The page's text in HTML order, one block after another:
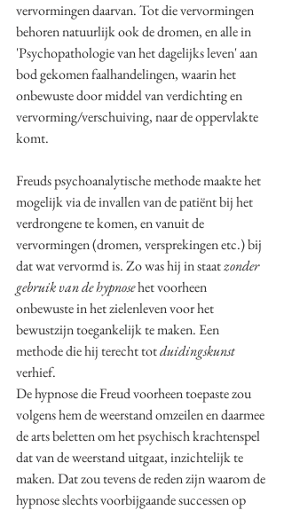
vervormingen daarvan. Tot die vervormingen
behoren natuurlijk ook de dromen, en alle in
'Psychopathologie van het dagelijks leven' aan
bod gekomen faalhandelingen, waarin het
onbewuste door middel van verdichting en
vervorming/verschuiving, naar de oppervlakte
komt.
Freuds psychoanalytische methode maakte het
mogelijk via de invallen van de patiënt bij het
verdrongene te komen, en vanuit de
vervormingen (dromen, versprekingen etc.) bij
dat wat vervormd is. Zo was hij in staat zonder
gebruik van de hypnose het voorheen
onbewuste in het zielenleven voor het
bewustzijn toegankelijk te maken. Een
methode die hij terecht tot duidingskunst
verhief.
De hypnose die Freud voorheen toepaste zou
volgens hem de weerstand omzeilen en daarmee
de arts beletten om het psychisch krachtenspel
dat van de weerstand uitgaat, inzichtelijk te
maken. Dat zou tevens de reden zijn waarom de
hypnose slechts voorbijgaande successen op